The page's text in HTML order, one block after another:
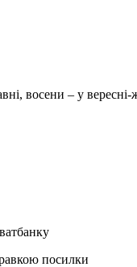
восени – у вересні-
посилки